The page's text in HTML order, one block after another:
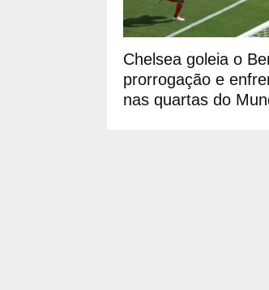
Chelsea goleia o
prorrogação e
nas quartas do